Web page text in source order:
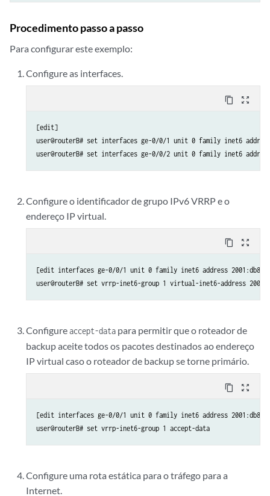
Procedimento passo a passo
Para configurar este exemplo:
Configure as interfaces.
content_copy zoom_out_map
[edit]
user@routerB# set interfaces ge-0/0/1 unit 0 family inet6
Configure o identificador de grupo IPv6 VRRP e o
endereço IP virtual.
content_copy zoom_out_map
[edit interfaces ge-0/0/1 unit 0 family inet6 address
Configureaccept-data para permitir que o roteador de
backup aceite todos os pacotes destinados ao endereço
IP virtual caso o roteador de backup se torne primário.
content_copy zoom_out_map
[edit interfaces ge-0/0/1 unit 0 family inet6 address
Configure uma rota estática para o tráfego para a
Internet.